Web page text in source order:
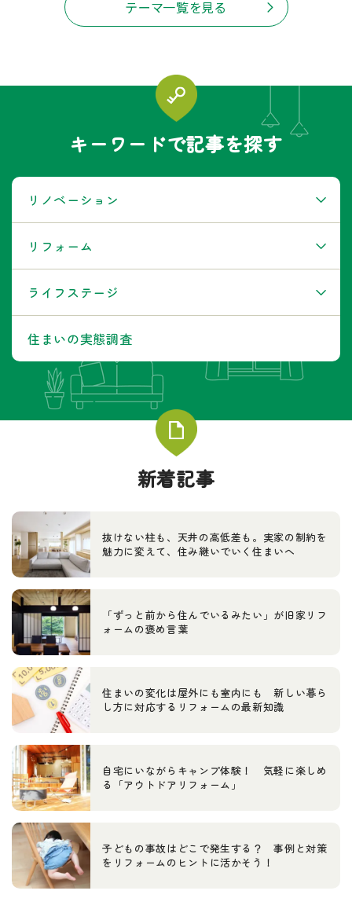
テーマ一覧を見る
キーワードで記事を探す
リノベーション
リフォーム
ライフステージ
住まいの実態調査
新着記事
抜けない柱も、天井の高低差も。実家の制約を
魅力に変えて、住み継いでいく住まいへ
「ずっと前から住んでいるみたい」が旧家リフ
ォームの褒め言葉
住まいの変化は屋外にも室内にも 新しい暮ら
し方に対応するリフォームの最新知識
自宅にいながらキャンプ体験！ 気軽に楽しめ
る「アウトドアリフォーム」
子どもの事故はどこで発生する？ 事例と対策
をリフォームのヒントに活かそう！